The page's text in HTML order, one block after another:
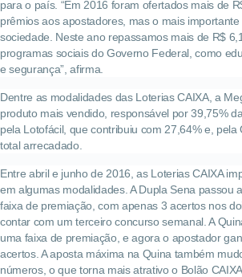
para o país. “Em 2016 foram ofertados mais de
prêmios aos apostadores, mas o mais
sociedade. Neste ano repassamos mais de R$
programas sociais do Governo Federal, como
e segurança”, afirma.
Dentre as modalidades das Loterias CAIXA, a
produto mais vendido, responsável por 39,75%
pela Lotofácil, que contribuiu com 27,64% e,
total arrecadado.
Entre abril e junho de 2016, as Loterias CAIXA
em algumas modalidades. A Dupla Sena passou
faixa de premiação, com apenas 3 acertos nos
contar com um terceiro concurso semanal. A
uma faixa de premiação, e agora o apostador
acertos. A aposta máxima na Quina também
números, o que torna mais atrativo o Bolão